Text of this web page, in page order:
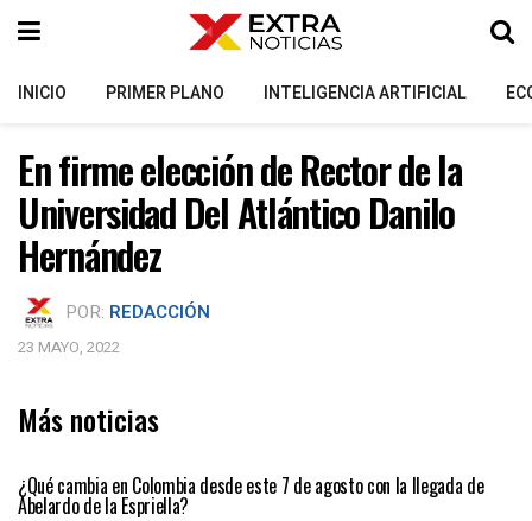
INICIO PRIMER PLANO INTELIGENCIA ARTIFICIAL
En firme elección de Rector de la
Universidad Del Atlántico Danilo
Hernández
POR: REDACCIÓN
23 MAYO, 2022
Más noticias
¿Qué cambia en Colombia desde este 7 de agosto con la llegada de
Abelardo de la Espriella?